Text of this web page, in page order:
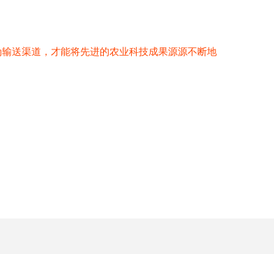
送渠道，才能将先进的农业科技成果源源不断地